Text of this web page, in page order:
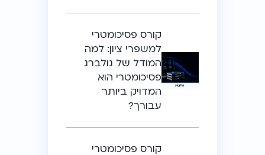
קורס פסיכומטרי
למשפרי ציון: למה
המודל של גולברג
פסיכומטרי הוא
המדויק ביותר
עבורך?
קורס פסיכומטרי